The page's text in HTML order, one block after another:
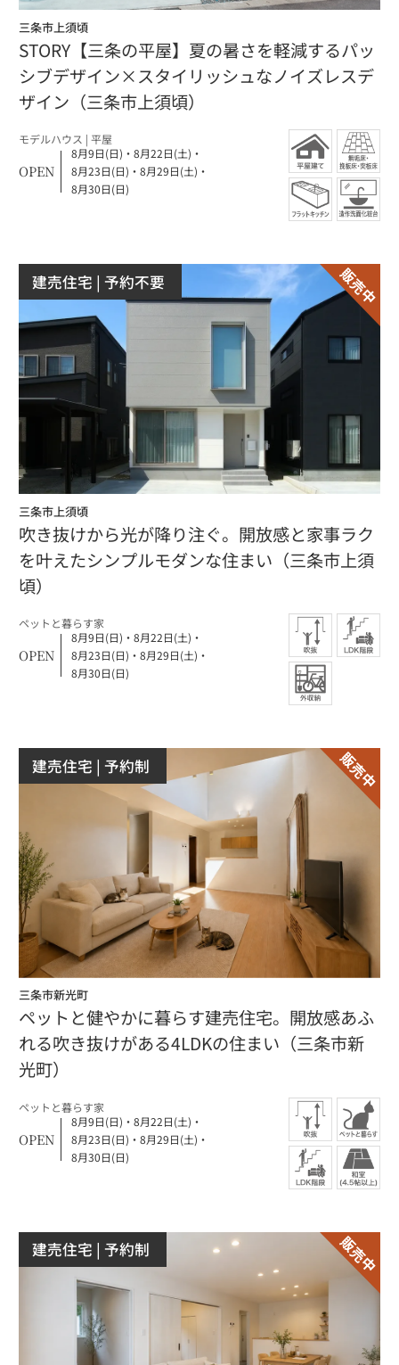
三条市上須頃
STORY【三条の平屋】夏の暑さを軽減するパッ
シブデザイン×スタイリッシュなノイズレスデ
ザイン（三条市上須頃）
モデルハウス | 平屋
OPEN
8月9日(日) ・ 8月22日(土) ・
8月23日(日) ・ 8月29日(土) ・
8月30日(日)
建売住宅 | 予約不要
三条市上須頃
吹き抜けから光が降り注ぐ。開放感と家事ラク
を叶えたシンプルモダンな住まい（三条市上須
頃）
ペットと暮らす家
OPEN
8月9日(日) ・ 8月22日(土) ・
8月23日(日) ・ 8月29日(土) ・
8月30日(日)
建売住宅 | 予約制
三条市新光町
ペットと健やかに暮らす建売住宅。開放感あふ
れる吹き抜けがある4LDKの住まい（三条市新
光町）
ペットと暮らす家
OPEN
8月9日(日) ・ 8月22日(土) ・
8月23日(日) ・ 8月29日(土) ・
8月30日(日)
建売住宅 | 予約制